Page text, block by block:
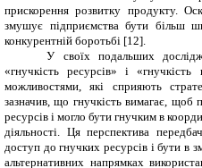
прискорення розвитку продукту.
змушує підприємства бути більш
конкурентній боротьбі [12].
У своїх подальших
«гнучкість ресурсів» і
можливостями, які сприяють
зазначив, що гнучкість вимагає, щоб
ресурсів і могло бути гнучким в
діяльності. Ця перспектива
доступ до гнучких ресурсів і бути в
альтернативних напрямках